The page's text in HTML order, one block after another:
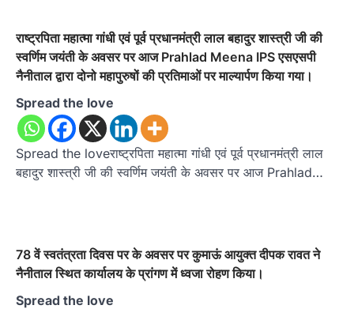
राष्ट्रपिता महात्मा गांधी एवं पूर्व प्रधानमंत्री लाल बहादुर शास्त्री जी की
स्वर्णिम जयंती के अवसर पर आज Prahlad Meena IPS एसएसपी
नैनीताल द्वारा दोनो महापुरुषों की प्रतिमाओं पर माल्यार्पण किया गया।
Spread the love
Spread the loveराष्ट्रपिता महात्मा गांधी एवं पूर्व प्रधानमंत्री लाल
बहादुर शास्त्री जी की स्वर्णिम जयंती के अवसर पर आज Prahlad…
78 वें स्वतंत्रता दिवस पर के अवसर पर कुमाऊं आयुक्त दीपक रावत ने
नैनीताल स्थित कार्यालय के प्रांगण में ध्वजा रोहण किया।
Spread the love